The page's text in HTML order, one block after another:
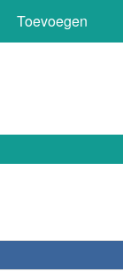
Toevoegen